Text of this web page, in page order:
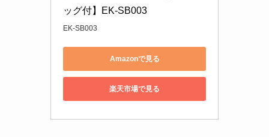
ッグ付】EK-SB003
EK-SB003
Amazonで見る
楽天市場で見る